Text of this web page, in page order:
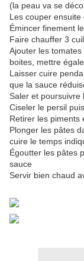
(la peau va se
Les couper ensuite
Émincer finement
Faire chauffer 3
Ajouter les
boites, mettre
Laisser cuire
que la sauce
Saler et poursuivre
Ciseler le persil
Retirer les piments
Plonger les pâtes
cuire le temps
Égoutter les pâtes
sauce
Servir bien chaud